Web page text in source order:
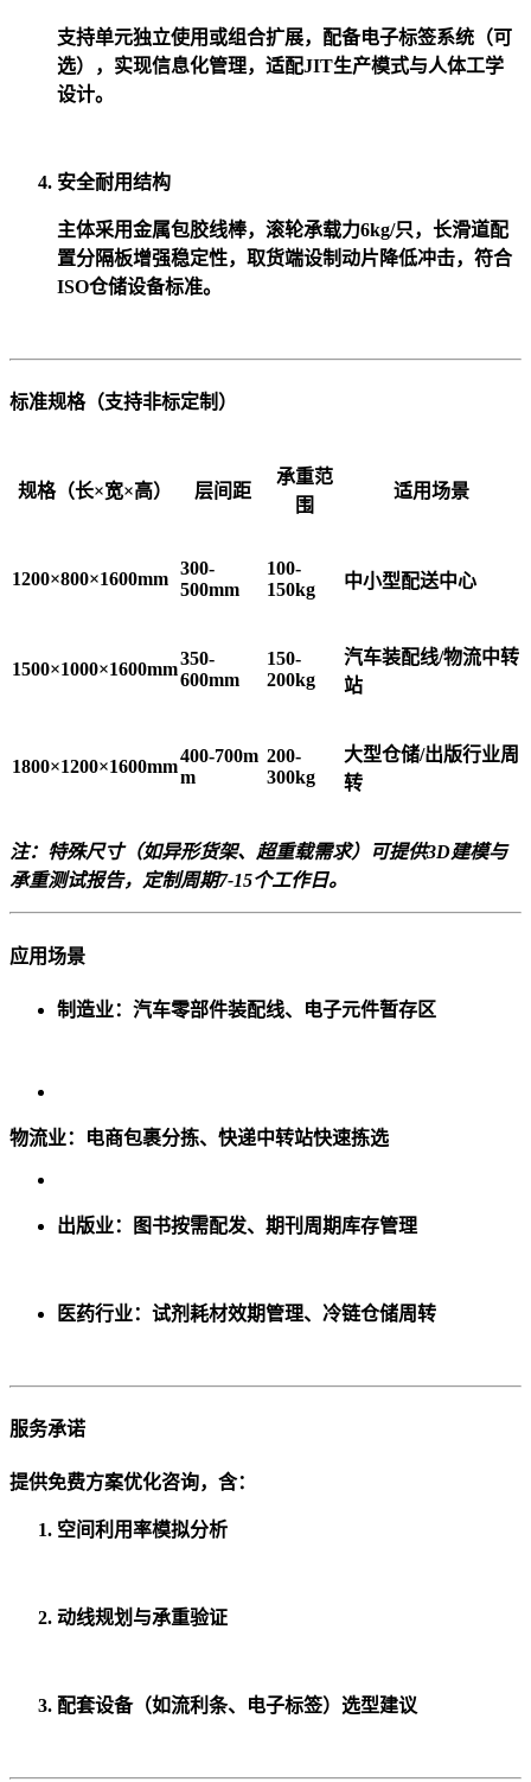
支持单元独立使用或组合扩展，配备电子标签系统（可
选），实现信息化管理，适配JIT生产模式与人体工学
设计。
安全耐用结构
主体采用金属包胶线棒，滚轮承载力6kg/只，长滑道配
置分隔板增强稳定性，取货端设制动片降低冲击，符合
ISO仓储设备标准。
标准规格（支持非标定制）
规格（长×宽×高） 层间距
承重范
围
适用场景
1200×800×1600mm
300-
500mm
100-
150kg
中小型配送中心
1500×1000×1600mm
350-
600mm
150-
200kg
汽车装配线/物流中转
站
1800×1200×1600mm
400-700m
m
200-
300kg
大型仓储/出版行业周
转
注：特殊尺寸（如异形货架、超重载需求）可提供3D建模与
承重测试报告，定制周期7-15个工作日。
应用场景
制造业：汽车零部件装配线、电子元件暂存区
物流业：电商包裹分拣、快递中转站快速拣选
出版业：图书按需配发、期刊周期库存管理
医药行业：试剂耗材效期管理、冷链仓储周转
服务承诺
提供免费方案优化咨询，含：
空间利用率模拟分析
动线规划与承重验证
配套设备（如流利条、电子标签）选型建议